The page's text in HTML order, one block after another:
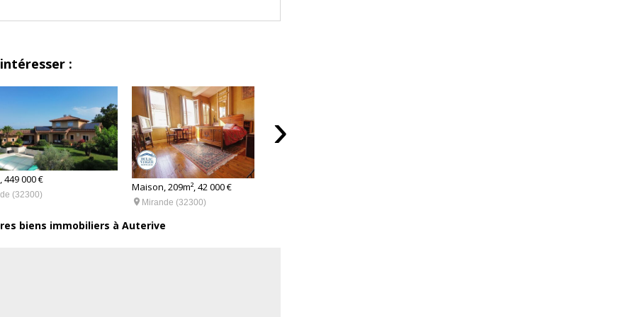
:
000 €
(32300)
Maison, 209m², 42 000 €
 Mirande (32300)
›
biens immobiliers à Auterive